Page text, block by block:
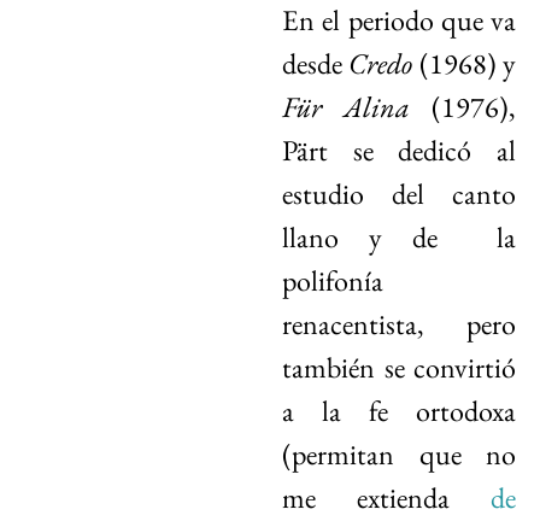
En el periodo que va
desde Credo (1968) y
Für Alina (1976),
Pärt se dedicó al
estudio del canto
llano y de la
polifonía
renacentista, pero
también se convirtió
a la fe ortodoxa
(permitan que no
me extienda de